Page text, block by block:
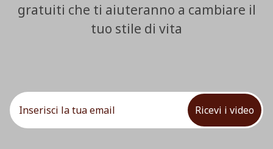
gratuiti che ti aiuteranno a cambiare il
tuo stile di vita
Ricevi i video